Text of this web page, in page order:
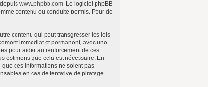
www.phpbb.com. Le logiciel phpBB
contenu ou conduite permis. Pour de
contenu qui peut transgresser les lois
immédiat et permanent, avec une
pour aider au renforcement de ces
estimons que cela est nécessaire. En
ces informations ne soient pas
en cas de tentative de piratage